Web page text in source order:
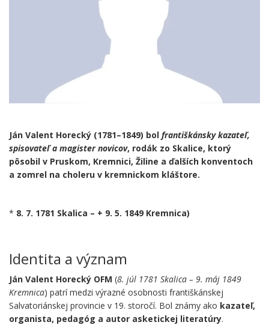
Ján Valent Horecký (1781–1849) bol františkánsky kazateľ,
spisovateľ a magister novicov, rodák zo Skalice, ktorý
pôsobil v Pruskom, Kremnici, Žiline a ďalších konventoch
a zomrel na choleru v kremnickom kláštore.
* 8. 7. 1781 Skalica – + 9. 5. 1849 Kremnica)
Identita a význam
Ján Valent Horecký OFM (8. júl 1781 Skalica – 9. máj 1849
Kremnica) patrí medzi výrazné osobnosti františkánskej
Salvatoriánskej provincie v 19. storočí. Bol známy ako kazateľ,
organista, pedagóg a autor asketickej literatúry.